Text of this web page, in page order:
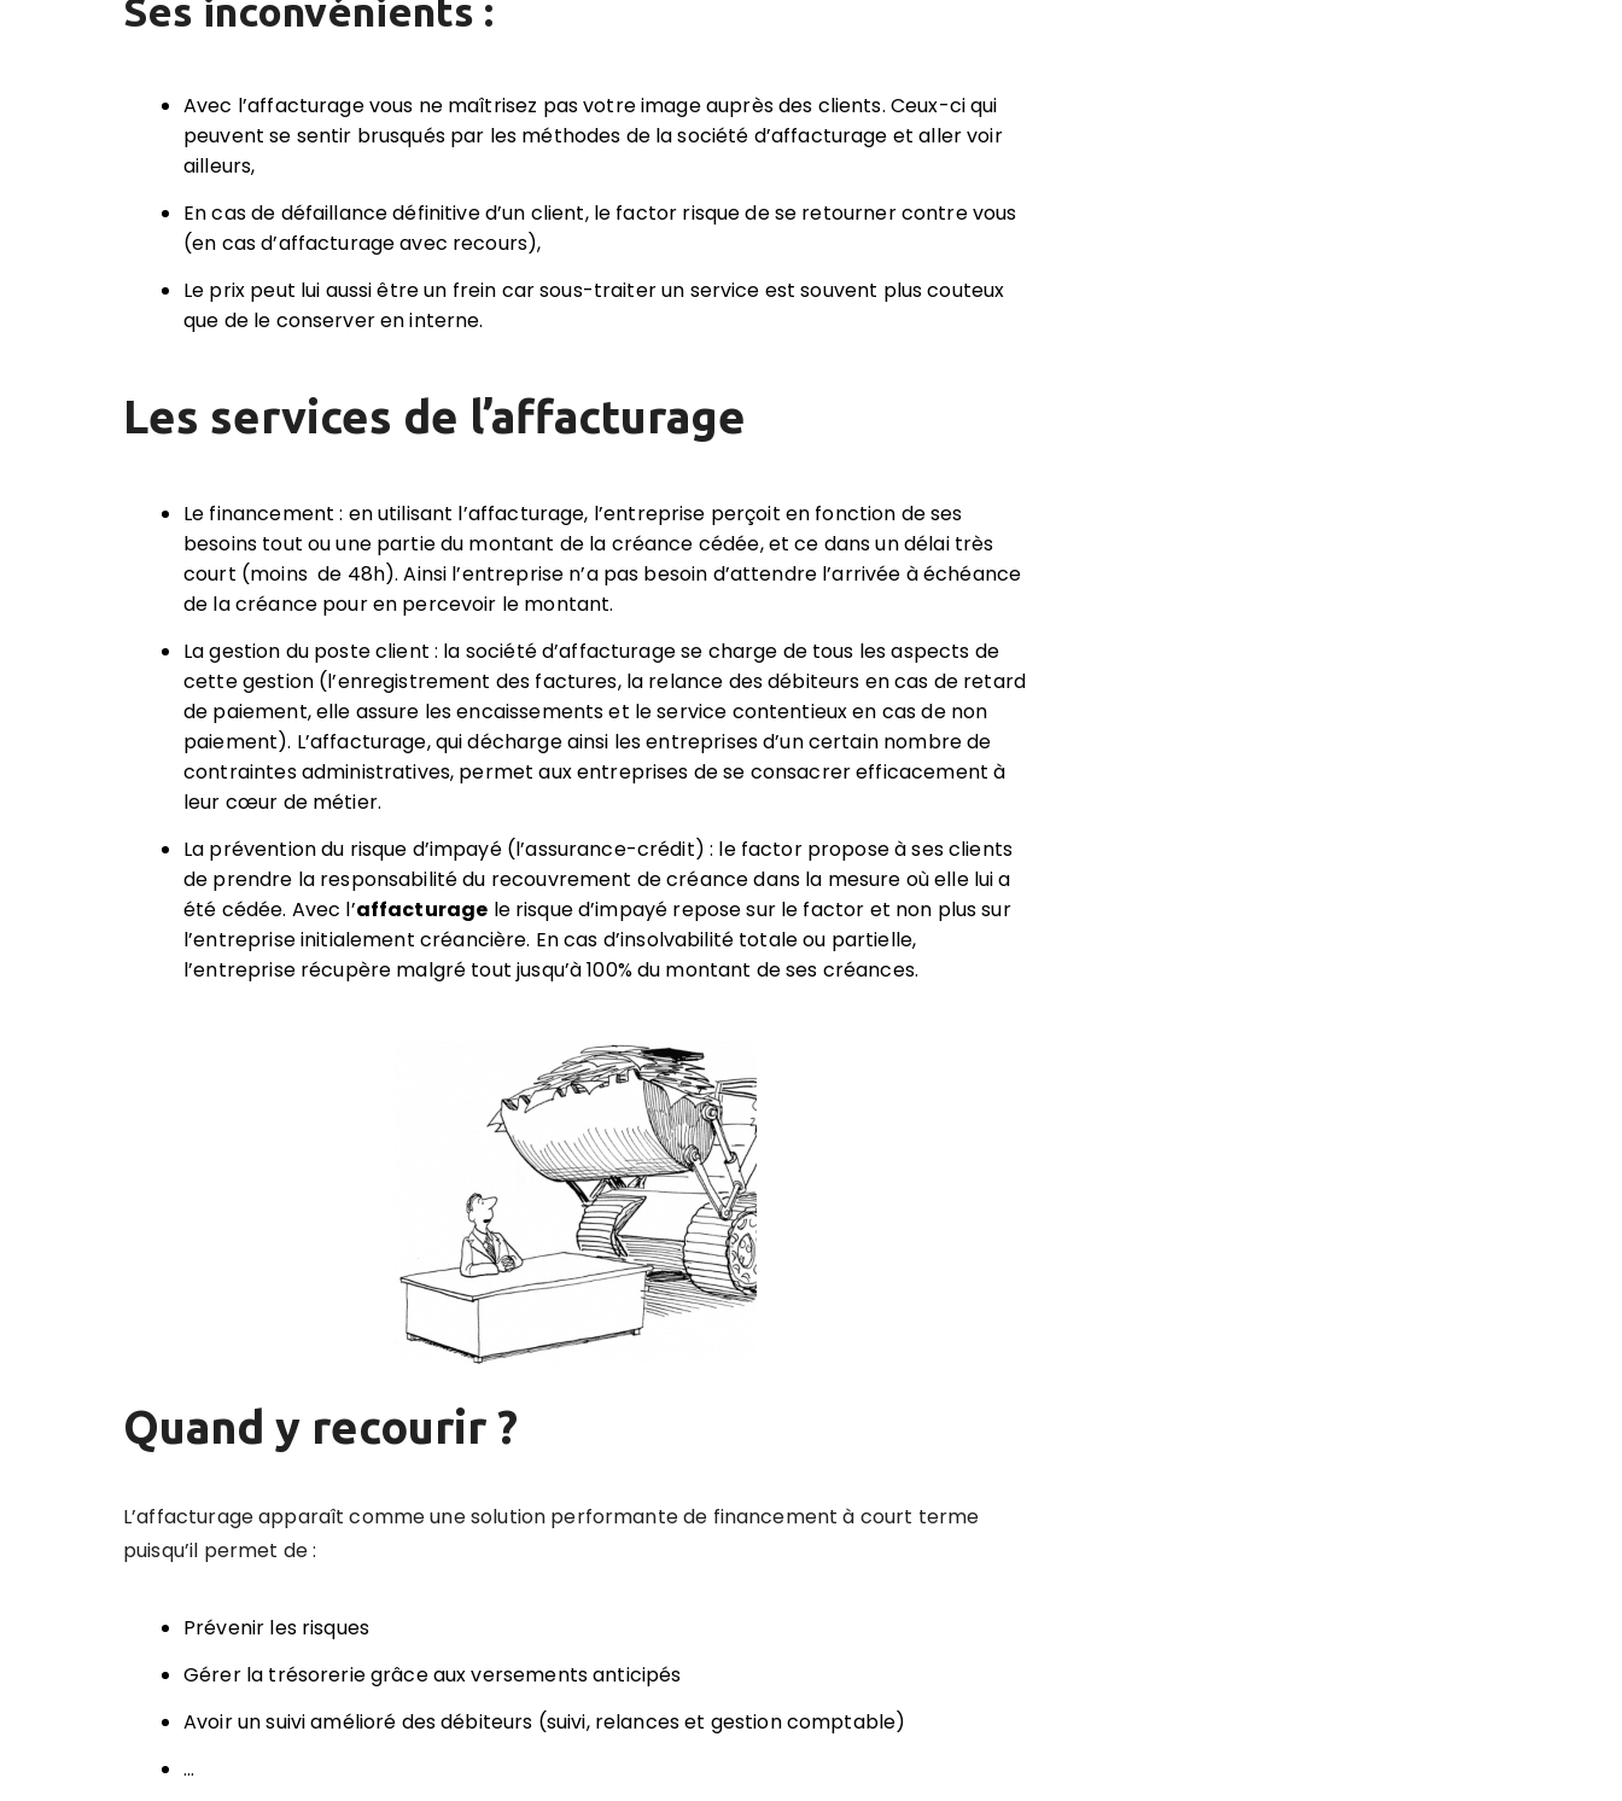
Ses inconvénients :
Avec l’affacturage vous ne maîtrisez pas votre image auprès des clients. Ceux-ci qui
peuvent se sentir brusqués par les méthodes de la société d’affacturage et aller voir
ailleurs,
En cas de défaillance définitive d’un client, le factor risque de se retourner contre vous
(en cas d’affacturage avec recours),
Le prix peut lui aussi être un frein car sous-traiter un service est souvent plus couteux
que de le conserver en interne.
Les services de l’affacturage
Le financement : en utilisant l’affacturage, l’entreprise perçoit en fonction de ses
besoins tout ou une partie du montant de la créance cédée, et ce dans un délai très
court (moins de 48h). Ainsi l’entreprise n’a pas besoin d’attendre l’arrivée à échéance
de la créance pour en percevoir le montant.
La gestion du poste client : la société d’affacturage se charge de tous les aspects de
cette gestion (l’enregistrement des factures, la relance des débiteurs en cas de retard
de paiement, elle assure les encaissements et le service contentieux en cas de non
paiement). L’affacturage, qui décharge ainsi les entreprises d’un certain nombre de
contraintes administratives, permet aux entreprises de se consacrer efficacement à
leur cœur de métier.
La prévention du risque d’impayé (l’assurance-crédit) : le factor propose à ses clients
de prendre la responsabilité du recouvrement de créance dans la mesure où elle lui a
été cédée. Avec l’affacturage le risque d’impayé repose sur le factor et non plus sur
l’entrepriseinitialement créancière. En cas d’insolvabilité totale ou partielle,
l’entreprise récupère malgré tout jusqu’à 100% du montant de ses créances.
Quand y recourir ?
L’affacturage apparaît comme une solution performante de financement à court terme
puisqu’il permet de :
Prévenir les risques
Gérer la trésorerie grâce aux versements anticipés
Avoir un suivi amélioré des débiteurs (suivi, relances et gestion comptable)
…